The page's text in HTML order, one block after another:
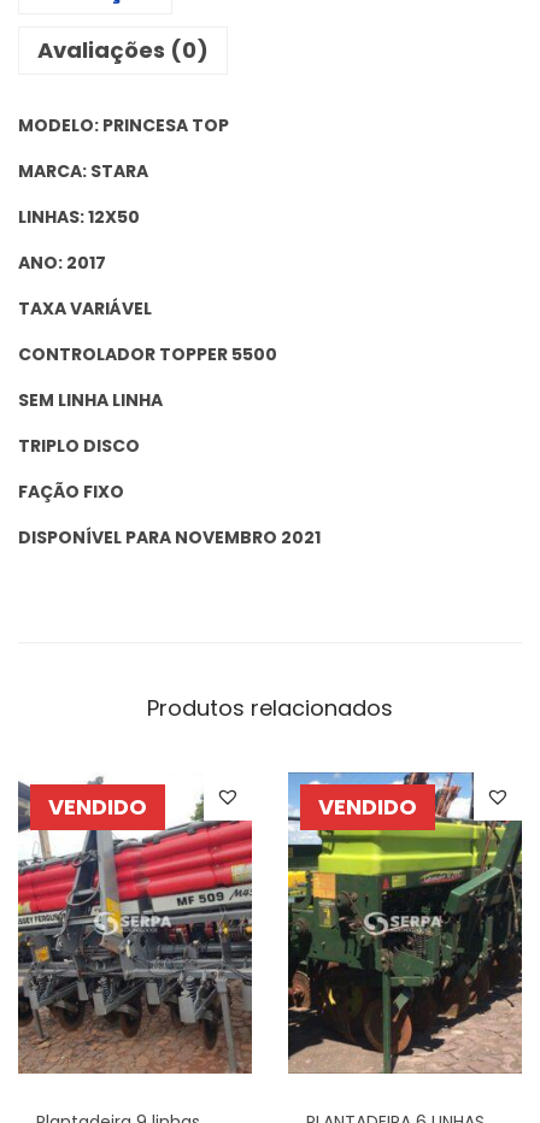
Avaliações (0)
MODELO: PRINCESA TOP
MARCA: STARA
LINHAS: 12X50
ANO: 2017
TAXA VARIÁVEL
CONTROLADOR TOPPER 5500
SEM LINHA LINHA
TRIPLO DISCO
FAÇÃO FIXO
DISPONÍVEL PARA NOVEMBRO 2021
Produtos relacionados
VENDIDO VENDIDO